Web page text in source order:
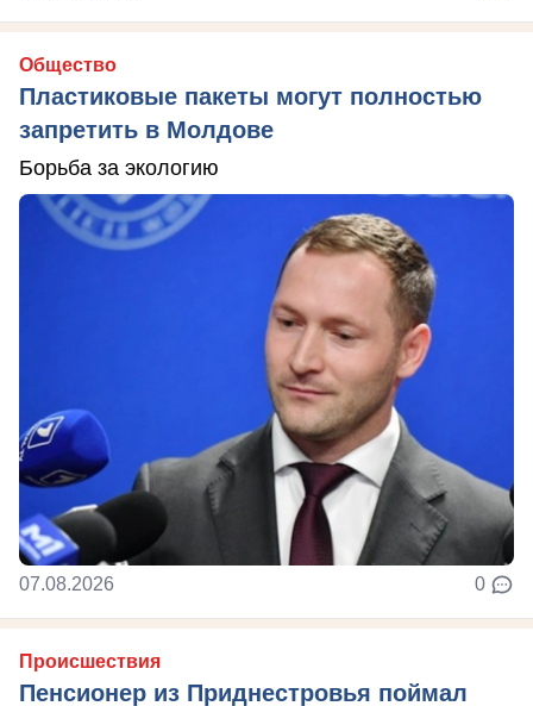
Общество
Пластиковые пакеты могут полностью
запретить в Молдове
Борьба за экологию
07.08.2026 0
Происшествия
Пенсионер из Приднестровья поймал